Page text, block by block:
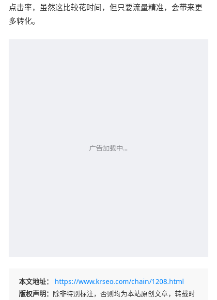
点击率，虽然这比较花时间，但只要流量精准，会带来更
多转化。
本文地址：
https://www.krseo.com/chain/1208.html
版权声明： 除非特别标注，否则均为本站原创文章，转载时